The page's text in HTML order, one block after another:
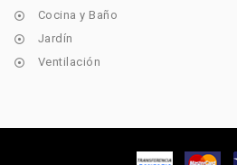
 Cocina y Baño
 Jardín
 Ventilación